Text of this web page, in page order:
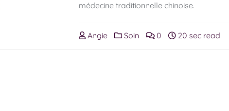
médecine traditionnelle chinoise.
Angie Soin 0 20 sec read